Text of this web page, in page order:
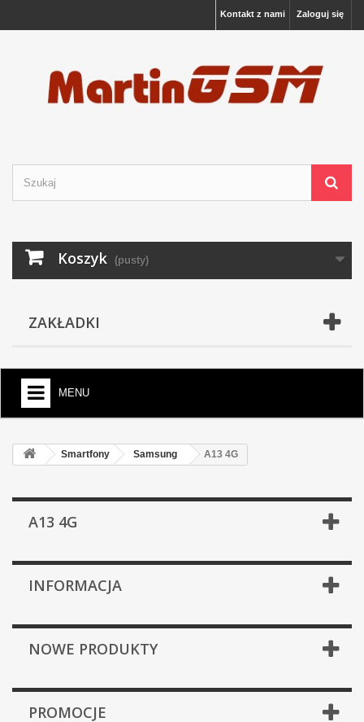
Zaloguj się
Kontakt z nami
Koszyk (pusty)
ZAKŁADKI
MENU
Smartfony Samsung A13 4G
A13 4G
INFORMACJA
NOWE PRODUKTY
PROMOCJE